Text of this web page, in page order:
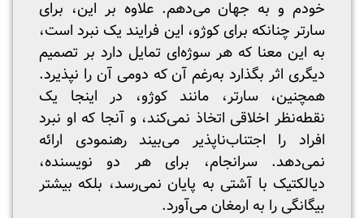
خودم و به جهان می‌دهم. علاوه بر این، برای
سارتر چنانکه برای کوژو، این فرایند یک نبرد است،
به این معنا که هر سوژه‌ای تمایل دارد بر تصمیم
دیگری اثر بگذارد به‌رغم آن که دومی آن را نپذیرد.
همچنین، سارتر، مانند کوژو، در اینجا یک
نقطه‌نظر اخلاقی اتخاذ نمی‌کند، و آنجا که او نبرد
افراد را اجتناب‌ناپذیر می‌بیند رهنمودی ارائه
نمی‌دهد. سرانجام، برای هر دو نویسنده،
دیالکتیک با آشتی به پایان نمی‌رسد، بلکه بیشتر
بیگانگی را به ارمغان می‌آورد.